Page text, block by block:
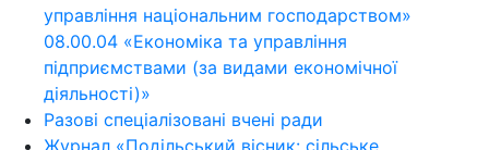
управління національним господарством»
08.00.04 «Економіка та управління
підприємствами (за видами економічної
діяльності)»
Разові спеціалізовані вчені ради